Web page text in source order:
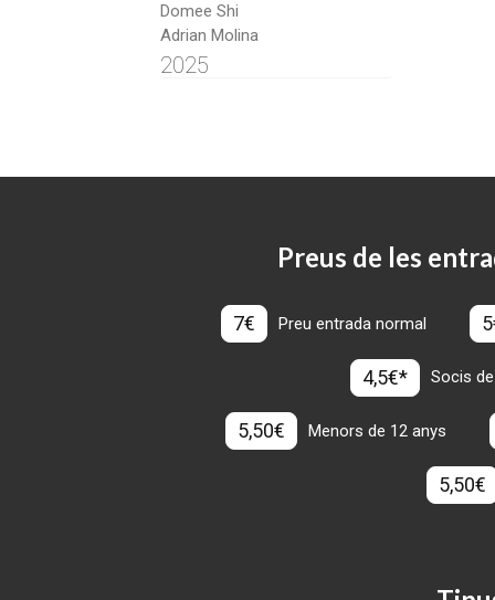
Domee Shi
Adrian Molina
2025
Preus de les
7€ Preu entrada normal
4,5€* Socis
5,50€ Menors de 12 anys
5,50€